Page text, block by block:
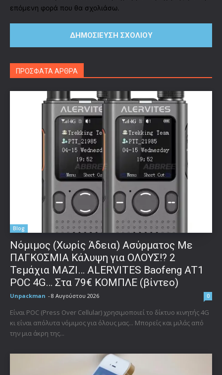
επόμενη φορά που θα σχολιάσω.
ΠΡΟΣΦΑΤΑ ΑΡΘΡΑ
Blog
Νόμιμος (Χωρίς Άδεια) Ασύρματος Με
ΠΑΓΚΟΣΜΙΑ Κάλυψη για ΟΛΟΥΣ!? 2
Τεμάχια ΜΑΖΙ… ALERVITES Baofeng AT1
POC 4G… Στα 79€ ΚΟΜΠΛΕ (βίντεο)
Unpackman - 8 Αυγούστου 2026 0
Είναι POC (Press Over Cellular) χρησιμοποιεί το δίκτυο κινητής 4G
κι είναι απόλυτα νόμιμος για όλους μας... Μπορείς και μιλάς από
την μια άκρη της...